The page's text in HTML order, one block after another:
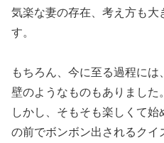
気楽な妻の存在、考え方も大
す。
もちろん、今に至る過程に
壁のようなものもありました。
しかし、そもそも楽しくて
の前でボンボン出されるク